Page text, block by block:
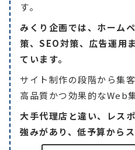
す。
みくり企画では、ホーム
策、SEO対策、広告運用
ています。
サイト制作の段階から集
高品質かつ効果的なWeb
大手代理店と違い、レス
強みがあり、低予算から